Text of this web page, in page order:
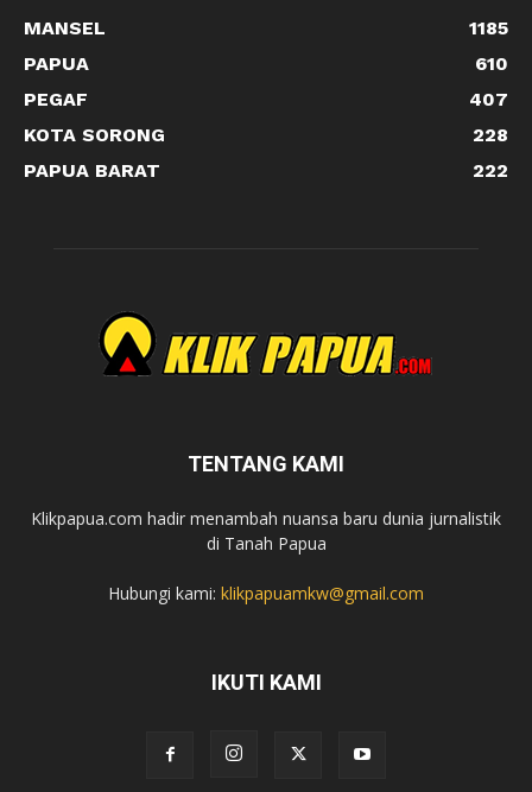
MANSEL
1185
PAPUA
610
PEGAF
407
KOTA SORONG
228
PAPUA BARAT
222
TENTANG KAMI
Klikpapua.com hadir menambah nuansa baru dunia jurnalistik
di Tanah Papua
Hubungi kami: klikpapuamkw@gmail.com
IKUTI KAMI